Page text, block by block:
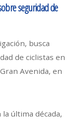
seguridad de
busca
de ciclistas en
Avenida, en
última década,